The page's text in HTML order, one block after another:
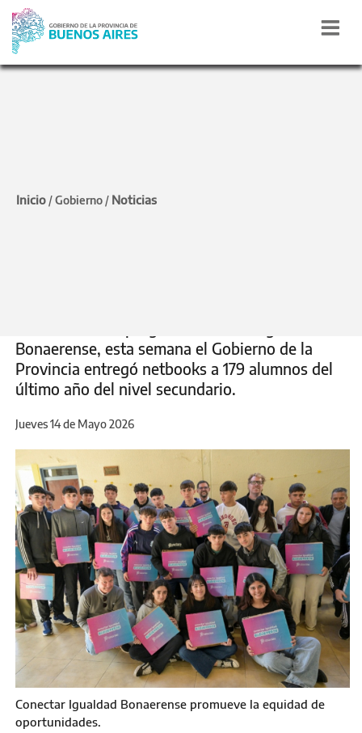
Inicio/Gobierno/ Noticias
computadoras a
Bonaerense, esta semana el Gobierno de la
Provincia entregó netbooks a 179 alumnos del
último año del nivel secundario.
Jueves 14 de Mayo 2026
Conectar Igualdad Bonaerense promueve la equidad de
oportunidades.